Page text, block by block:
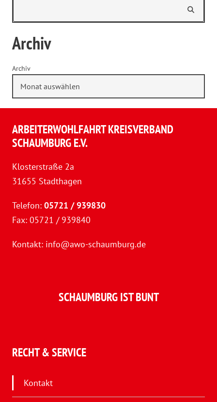
Archiv
Archiv
ARBEITERWOHLFAHRT KREISVERBAND
SCHAUMBURG E.V.
Klosterstraße 2a
31655 Stadthagen
Telefon: 05721 / 939830
Fax: 05721 / 939840
Kontakt: info@awo-schaumburg.de
SCHAUMBURG IST BUNT
RECHT & SERVICE
Kontakt